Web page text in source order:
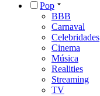
Pop
BBB
Carnaval
Celebridades
Cinema
Música
Realities
Streaming
TV